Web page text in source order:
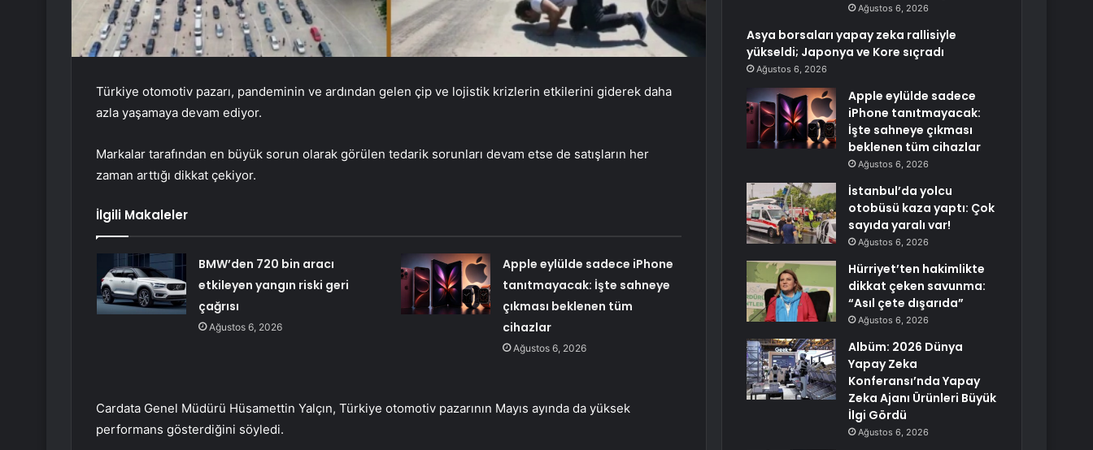
Türkiye otomotiv pazarı, pandeminin ve ardından gelen çip ve lojistik krizlerin etkilerini giderek daha
azla yaşamaya devam ediyor.
Markalar tarafından en büyük sorun olarak görülen tedarik sorunları devam etse de satışların her
zaman arttığı dikkat çekiyor.
İlgili Makaleler
BMW’den 720 bin aracı
etkileyen yangın riski geri
çağrısı
Ağustos 6, 2026
Apple eylülde sadece iPhone
tanıtmayacak: İşte sahneye
çıkması beklenen tüm
cihazlar
Ağustos 6, 2026
Cardata Genel Müdürü Hüsamettin Yalçın, Türkiye otomotiv pazarının Mayıs ayında da yüksek
performans gösterdiğini söyledi.
Ağustos 6, 2026
Asya borsaları yapay zeka rallisiyle
yükseldi; Japonya ve Kore sıçradı
Ağustos 6, 2026
Apple eylülde sadece
iPhone tanıtmayacak:
İşte sahneye çıkması
beklenen tüm cihazlar
Ağustos 6, 2026
İstanbul’da yolcu
otobüsü kaza yaptı: Çok
sayıda yaralı var!
Ağustos 6, 2026
Hürriyet’ten hakimlikte
dikkat çeken savunma:
“Asıl çete dışarıda”
Ağustos 6, 2026
Albüm: 2026 Dünya
Yapay Zeka
Konferansı’nda Yapay
Zeka Ajanı Ürünleri Büyük
İlgi Gördü
Ağustos 6, 2026